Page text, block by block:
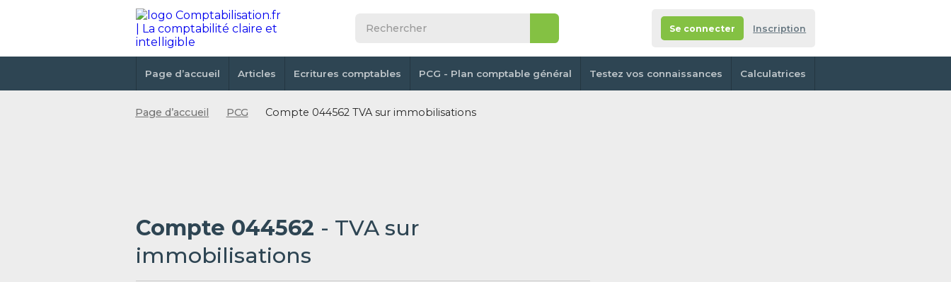
Se connecter Inscription
Page d’accueil Articles Ecritures comptables PCG - Plan comptable général Testez vos connaissances Calculatrices
Page d’accueil PCG Compte 044562 TVA sur immobilisations
Compte 044562 - TVA sur
immobilisations